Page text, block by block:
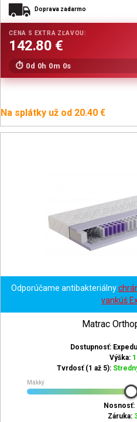
Doprava zadarmo
0d 0h 0m 0s
Na splátky už od 20.40 €
Odporúčame antibakteriálny
vankúš
Matrac
Dostupnosť:
Výška:
Tvrdosť (1 až 5):
Mäkký
Nosnosť:
Záruka: